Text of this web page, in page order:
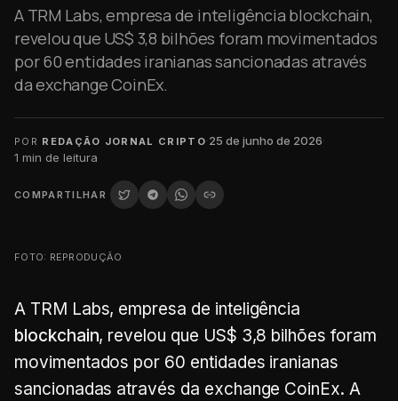
A TRM Labs, empresa de inteligência blockchain,
revelou que US$ 3,8 bilhões foram movimentados
por 60 entidades iranianas sancionadas através
da exchange CoinEx.
POR REDAÇÃO JORNAL CRIPTO·25 de junho de 2026·
1 min de leitura
COMPARTILHAR
FOTO: REPRODUÇÃO
A TRM Labs, empresa de inteligência
blockchain, revelou que US$ 3,8 bilhões foram
movimentados por 60 entidades iranianas
sancionadas através da exchange CoinEx. A